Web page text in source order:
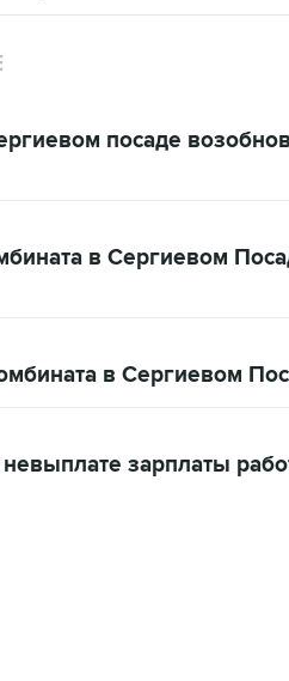
посаде
в Сергиевом
в Сергиевом
зарплаты